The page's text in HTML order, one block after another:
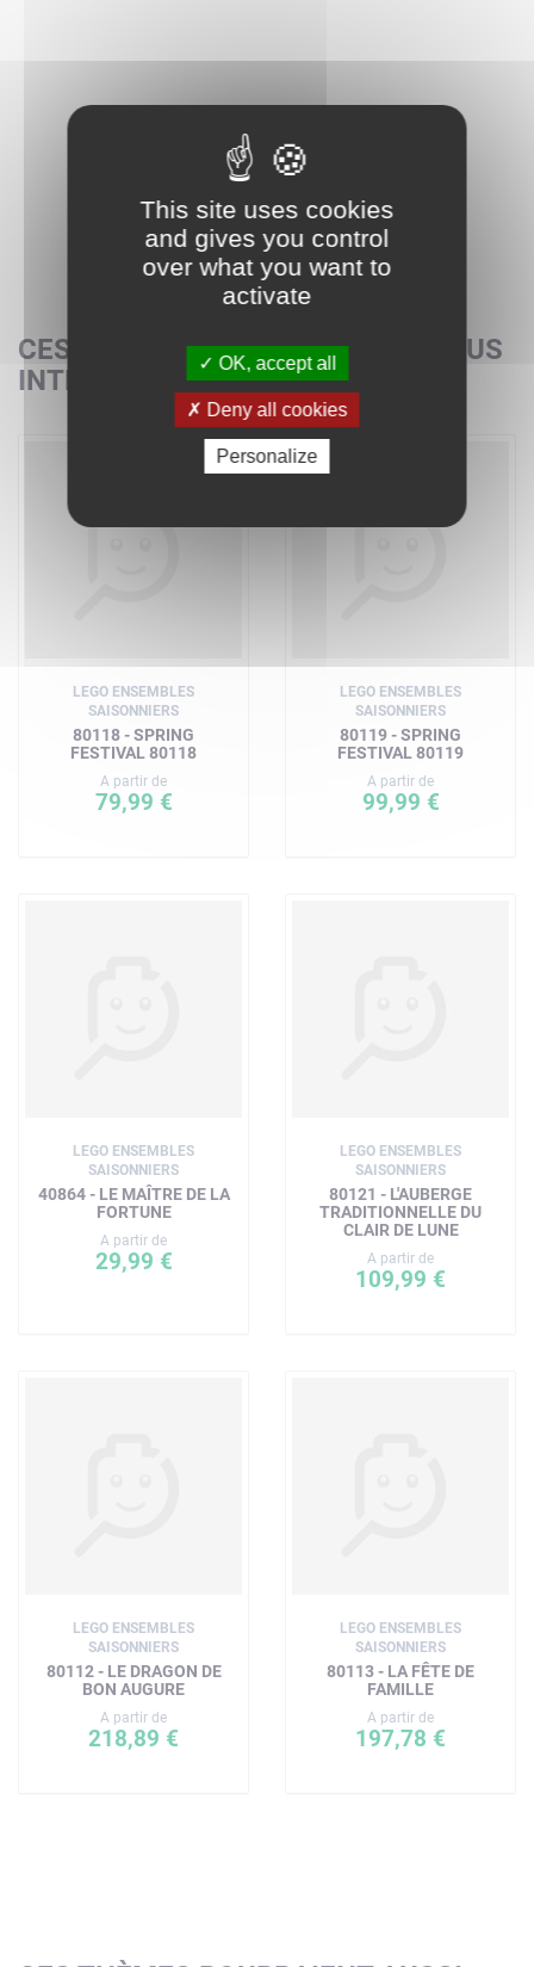
CES SETS POURRAIENT AUSSI VOUS
INTÉRESSER
LEGO ENSEMBLES
SAISONNIERS
80118 - SPRING
FESTIVAL 80118
A partir de
79,99 €
LEGO ENSEMBLES
SAISONNIERS
80119 - SPRING
FESTIVAL 80119
A partir de
99,99 €
LEGO ENSEMBLES
SAISONNIERS
40864 - LE MAÎTRE DE LA
FORTUNE
A partir de
29,99 €
LEGO ENSEMBLES
SAISONNIERS
80121 - L'AUBERGE
TRADITIONNELLE DU
CLAIR DE LUNE
A partir de
109,99 €
LEGO ENSEMBLES
SAISONNIERS
80112 - LE DRAGON DE
BON AUGURE
A partir de
218,89 €
LEGO ENSEMBLES
SAISONNIERS
80113 - LA FÊTE DE
FAMILLE
A partir de
197,78 €
This site uses cookies
and gives you control
over what you want to
activate
OK, accept all
Deny all cookies
Personalize